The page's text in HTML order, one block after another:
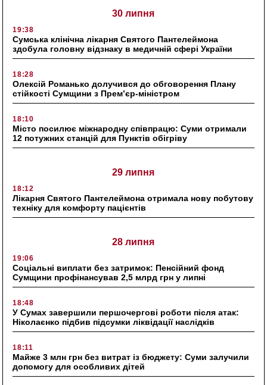
30 липня
19:38
Сумська клінічна лікарня Святого Пантелеймона
здобула головну відзнаку в медичній сфері України
18:28
Олексій Романько долучився до обговорення Плану
стійкості Сумщини з Прем’єр-міністром
18:10
Місто посилює міжнародну співпрацю: Суми отримали
12 потужних станцій для Пунктів обігріву
29 липня
18:12
Лікарня Святого Пантелеймона отримала нову побутову
техніку для комфорту пацієнтів
28 липня
19:06
Соціальні виплати без затримок: Пенсійний фонд
Сумщини профінансував 2,5 млрд грн у липні
18:48
У Сумах завершили першочергові роботи після атак:
Ніколаєнко підбив підсумки ліквідації наслідків
18:11
Майже 3 млн грн без витрат із бюджету: Суми залучили
допомогу для особливих дітей